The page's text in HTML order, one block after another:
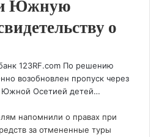
Южную
о
123RF.com По решению
возобновлен пропуск через
Южной Осетией детей…